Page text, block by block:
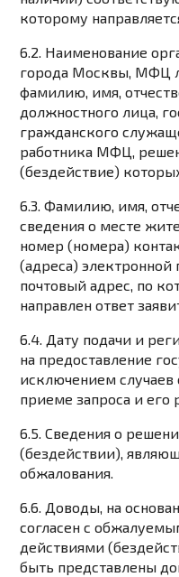
которому
6.2. Наименование
города Москвы, МФЦ
фамилию, имя,
должностного лица,
гражданского
работника МФЦ,
(бездействие)
6.3. Фамилию, имя,
сведения о месте
номер (номера)
(адреса)
почтовый адрес, по
направлен ответ
6.4. Дату подачи и
на предоставление
исключением случаев
приеме запроса и его
6.5. Сведения о
(бездействии),
обжалования.
6.6. Доводы, на
согласен с
действиями
быть представлены